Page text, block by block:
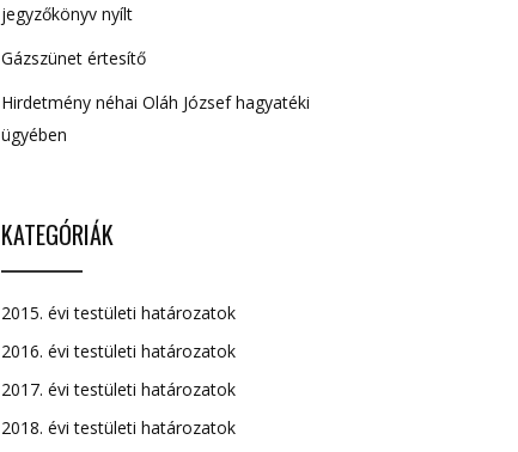
jegyzőkönyv nyílt
Gázszünet értesítő
Hirdetmény néhai Oláh József hagyatéki
ügyében
KATEGÓRIÁK
2015. évi testületi határozatok
2016. évi testületi határozatok
2017. évi testületi határozatok
2018. évi testületi határozatok